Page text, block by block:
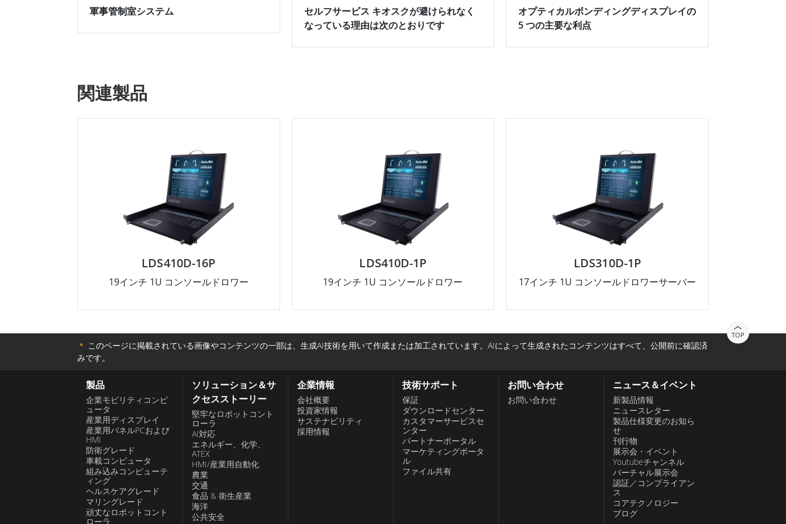
軍事管制室システム
セルフサービス キオスクが避けられなく
なっている理由は次のとおりです
オプティカルボンディングディスプレイの
5 つの主要な利点
関連製品
LDS410D-16P
19インチ 1U コンソールドロワー
LDS410D-1P
19インチ 1U コンソールドロワー
LDS310D-1P
17インチ 1U コンソールドロワーサーバー
TOP
＊ このページに掲載されている画像やコンテンツの一部は、生成AI技術を用いて作成または加工されています。AIによって生成されたコンテンツはすべて、公開前に確認済
みです。
製品
企業モビリティコンピ
ュータ
産業用ディスプレイ
産業用パネルPCおよび
HMI
防衛グレード
車載コンピュータ
組み込みコンピューテ
ィング
ヘルスケアグレード
マリングレード
頑丈なロボットコント
ローラ
ソリューション＆サ
クセスストーリー
堅牢なロボットコント
ローラ
AI対応
エネルギー、化学、
ATEX
HMI/産業用自動化
農業
交通
食品 & 衛生産業
海洋
公共安全
企業情報
会社概要
投資家情報
サステナビリティ
採用情報
技術サポート
保証
ダウンロードセンター
カスタマーサービスセ
ンター
パートナーポータル
マーケティングポータ
ル
ファイル共有
お問い合わせ
お問い合わせ
ニュース＆イベント
新製品情報
ニュースレター
製品仕様変更のお知ら
せ
刊行物
展示会・イベント
Youtubeチャンネル
バーチャル展示会
認証／コンプライアン
ス
コアテクノロジー
ブログ